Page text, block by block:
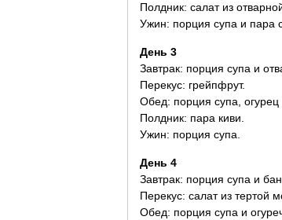
Полдник: салат из
Ужин: порция супа и пара
День 3
Завтрак: порция супа и
Перекус: грейпфрут.
Обед: порция супа, огурец
Полдник: пара киви.
Ужин: порция супа.
День 4
Завтрак: порция супа и
Перекус: салат из тертой
Обед: порция супа и